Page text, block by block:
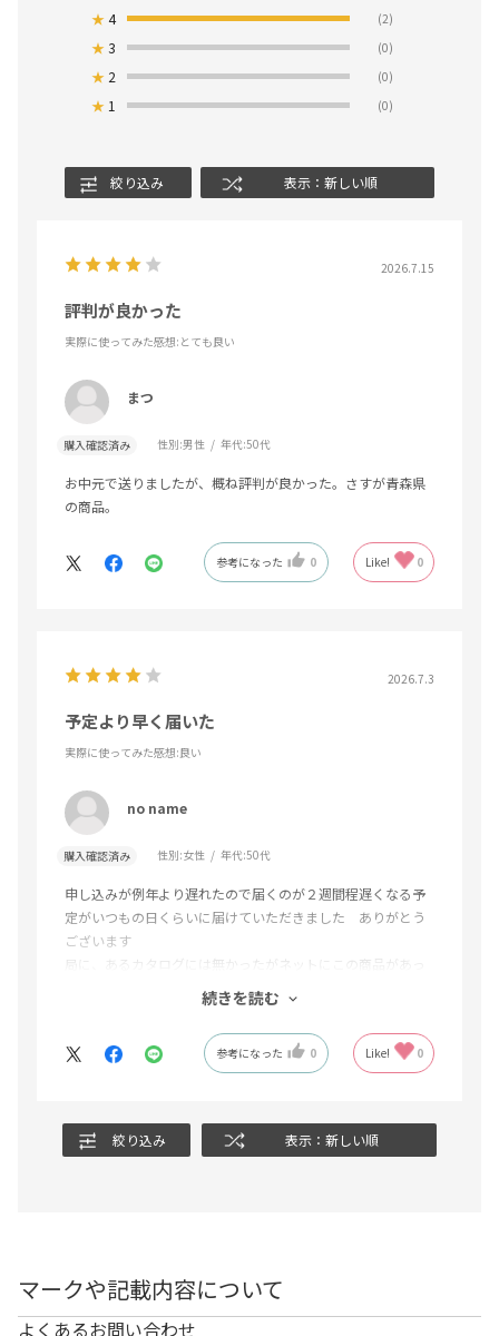
★4 (2)
★3 (0)
★ 2 (0)
★ 1 (0)
絞り込み 表示：新しい順
2026.7.15
評判が良かった
実際に使ってみた感想:とても良い
まつ
購入確認済み 性別:男性 年代:50代
お中元で送りましたが、概ね評判が良かった。さすが青森県
の商品。
参考になった 0 Like! 0
2026.7.3
予定より早く届いた
実際に使ってみた感想:良い
no name
購入確認済み 性別:女性 年代:50代
申し込みが例年より遅れたので届くのが２週間程遅くなる予
定がいつもの日くらいに届けていただきました ありがとう
ございます
局に、あるカタログには無かったがネットにこの商品があっ
気に入っているので注文しやすくなるので全国のカタログに
続きを読む
参考になった 0 Like! 0
絞り込み 表示：新しい順
マークや記載内容について
よくあるお問い合わせ